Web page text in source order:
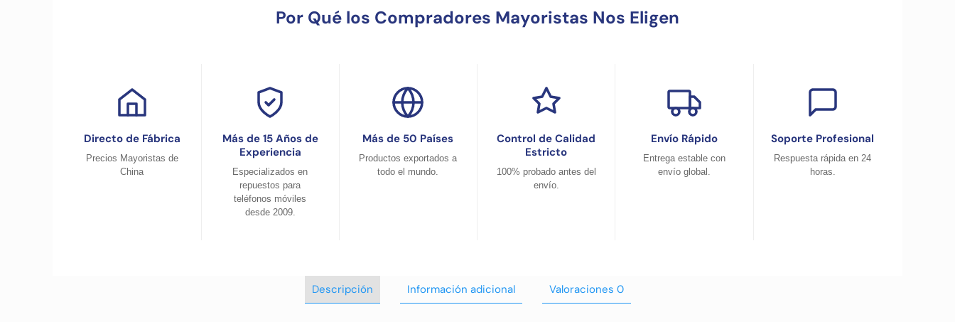
Por Qué los Compradores Mayoristas Nos Eligen
Directo de Fábrica
Precios Mayoristas de
China
Más de 15 Años de
Experiencia
Especializados en
repuestos para
teléfonos móviles
desde 2009.
Más de 50 Países
Productos exportados a
todo el mundo.
Control de Calidad
Estricto
100% probado antes del
envío.
Envío Rápido
Entrega estable con
envío global.
Soporte Profesional
Respuesta rápida en 24
horas.
Descripción Información adicional Valoraciones 0